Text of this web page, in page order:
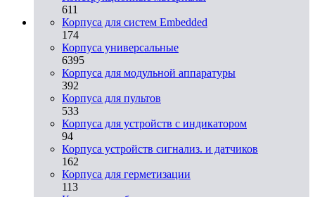
611
Корпуса для систем Embedded
174
Корпуса универсальные
6395
Корпуса для модульной аппаратуры
392
Корпуса для пультов
533
Корпуса для устройств с индикатором
94
Корпуса устройств сигнализ. и датчиков
162
Корпуса для герметизации
113